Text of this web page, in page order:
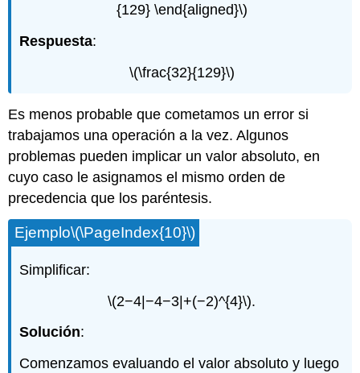
{129} \end{aligned}\)
Respuesta:
\(\frac{32}{129}\)
Es menos probable que cometamos un error si
trabajamos una operación a la vez. Algunos
problemas pueden implicar un valor absoluto, en
cuyo caso le asignamos el mismo orden de
precedencia que los paréntesis.
Ejemplo\(\PageIndex{10}\)
Simplificar:
\(2−4|−4−3|+(−2)^{4}\).
Solución:
Comenzamos evaluando el valor absoluto y luego